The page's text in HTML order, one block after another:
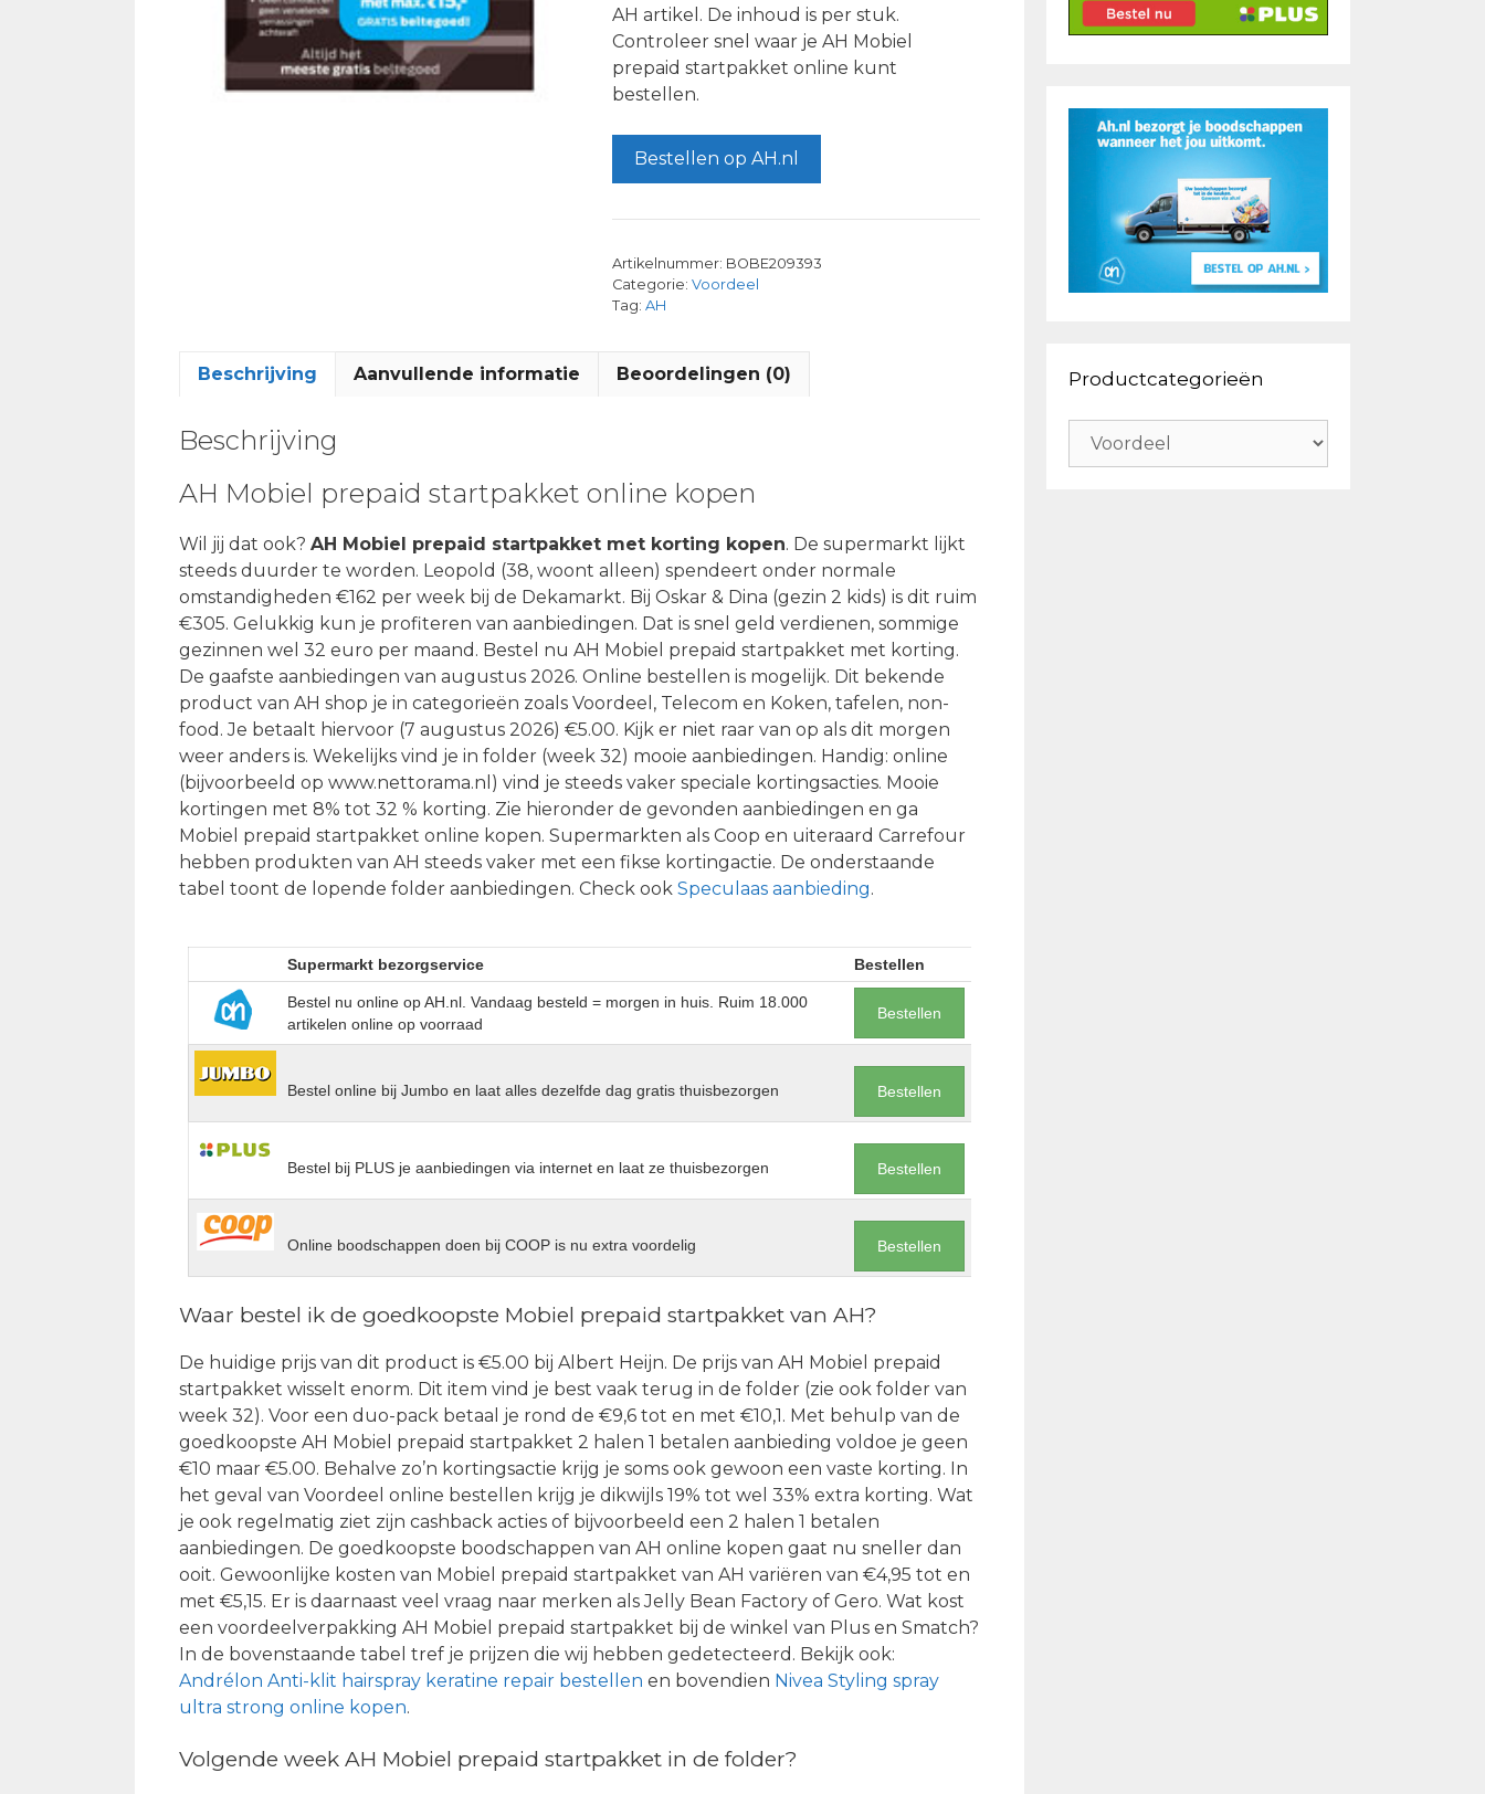
AH artikel. De inhoud is per stuk.
Controleer snel waar je AH Mobiel
prepaid startpakket online kunt
bestellen.
Bestellen op AH.nl
Artikelnummer: BOBE209393
Categorie: Voordeel
Tag: AH
Beschrijving Aanvullende informatie Beoordelingen (0)
Beschrijving
AH Mobiel prepaid startpakket online kopen
Wil jij dat ook? AH Mobiel prepaid startpakket met korting kopen. De supermarkt lijkt
steeds duurder te worden. Leopold (38, woont alleen) spendeert onder normale
omstandigheden €162 per week bij de Dekamarkt. Bij Oskar & Dina (gezin 2 kids) is dit ruim
€305. Gelukkig kun je profiteren van aanbiedingen. Dat is snel geld verdienen, sommige
gezinnen wel 32 euro per maand. Bestel nu AH Mobiel prepaid startpakket met korting.
De gaafste aanbiedingen van augustus 2026. Online bestellen is mogelijk. Dit bekende
product van AH shop je in categorieën zoals Voordeel, Telecom en Koken, tafelen, non-
food. Je betaalt hiervoor (7 augustus 2026) €5.00. Kijk er niet raar van op als dit morgen
weer anders is. Wekelijks vind je in folder (week 32) mooie aanbiedingen. Handig: online
(bijvoorbeeld op www.nettorama.nl) vind je steeds vaker speciale kortingsacties. Mooie
kortingen met 8% tot 32 % korting. Zie hieronder de gevonden aanbiedingen en ga
Mobiel prepaid startpakket online kopen. Supermarkten als Coop en uiteraard Carrefour
hebben produkten van AH steeds vaker met een fikse kortingactie. De onderstaande
tabel toont de lopende folder aanbiedingen. Check ook Speculaas aanbieding.
Supermarkt bezorgservice Bestellen
Bestel nu online op AH.nl. Vandaag besteld = morgen in huis. Ruim 18.000
artikelen online op voorraad
Bestellen
Bestel online bij Jumbo en laat alles dezelfde dag gratis thuisbezorgen Bestellen
Bestel bij PLUS je aanbiedingen via internet en laat ze thuisbezorgen Bestellen
Online boodschappen doen bij COOP is nu extra voordelig Bestellen
Waar bestel ik de goedkoopste Mobiel prepaid startpakket van AH?
De huidige prijs van dit product is €5.00 bij Albert Heijn. De prijs van AH Mobiel prepaid
startpakket wisselt enorm. Dit item vind je best vaak terug in de folder (zie ook folder van
week 32). Voor een duo-pack betaal je rond de €9,6 tot en met €10,1. Met behulp van de
goedkoopste AH Mobiel prepaid startpakket 2 halen 1 betalen aanbieding voldoe je geen
€10 maar €5.00. Behalve zo’n kortingsactie krijg je soms ook gewoon een vaste korting. In
het geval van Voordeel online bestellen krijg je dikwijls 19% tot wel 33% extra korting. Wat
je ook regelmatig ziet zijn cashback acties of bijvoorbeeld een 2 halen 1 betalen
aanbiedingen. De goedkoopste boodschappen van AH online kopen gaat nu sneller dan
ooit. Gewoonlijke kosten van Mobiel prepaid startpakket van AH variëren van €4,95 tot en
met €5,15. Er is daarnaast veel vraag naar merken als Jelly Bean Factory of Gero. Wat kost
een voordeelverpakking AH Mobiel prepaid startpakket bij de winkel van Plus en Smatch?
In de bovenstaande tabel tref je prijzen die wij hebben gedetecteerd. Bekijk ook:
Andrélon Anti-klit hairspray keratine repair bestellen en bovendien Nivea Styling spray
ultra strong online kopen.
Volgende week AH Mobiel prepaid startpakket in de folder?
Productcategorieën